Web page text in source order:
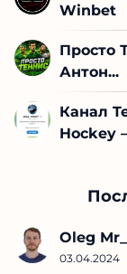
Winbet
Просто
Антон...
Канал
Hockey
Oleg
03.04.2024